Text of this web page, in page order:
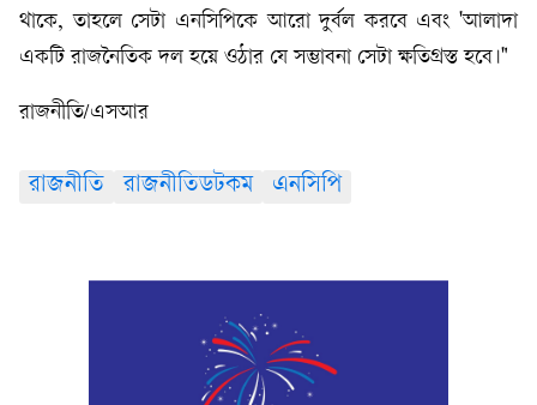
থাকে, তাহলে সেটা এনসিপিকে আরো দুর্বল করবে এবং 'আলাদা
একটি রাজনৈতিক দল হয়ে ওঠার যে সম্ভাবনা সেটা ক্ষতিগ্রস্ত হবে।"
রাজনীতি/এসআর
রাজনীতি রাজনীতিডটকম এনসিপি